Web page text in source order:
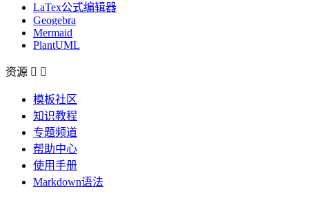
LaTex公式编辑器
Geogebra
Mermaid
PlantUML
资源  
模板社区
知识教程
专题频道
帮助中心
使用手册
Markdown语法